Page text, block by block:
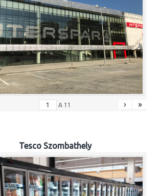
A 11 › »
Tesco Szombathely